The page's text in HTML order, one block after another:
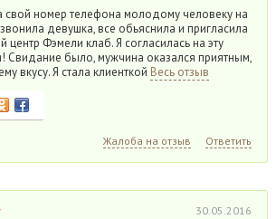
свой номер телефона молодому человеку на
девушка, все обьяснила и пригласила
центр Фэмели клаб. Я согласилась на эту
Свидание было, мужчина оказался приятным,
вкусу. Я стала клиенткой Весь отзыв
Жалоба на отзыв Ответить
30.05.2016